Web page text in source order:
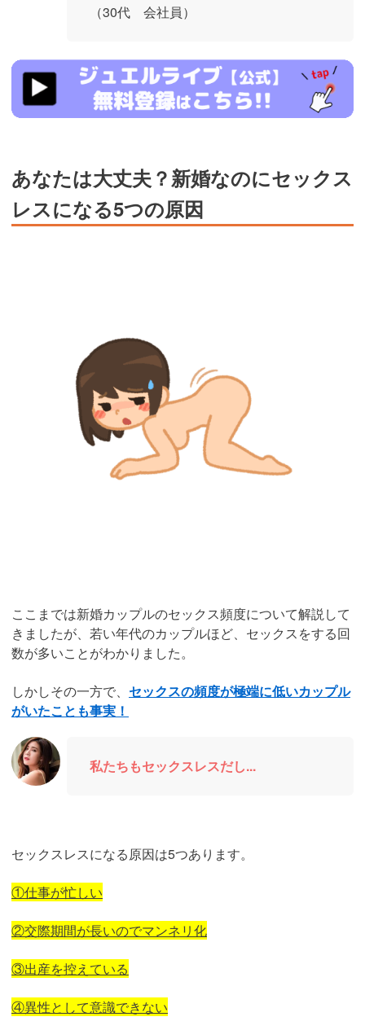
（30代 会社員）
https://www.j-
live.tv/LiveChat/acs.php?
si=jwchatt&pid=MLA5661_0004&pa=lp40.php
あなたは大丈夫？新婚なのにセックス
レスになる5つの原因
ここまでは新婚カップルのセックス頻度について解説して
きましたが、若い年代のカップルほど、セックスをする回
数が多いことがわかりました。
しかしその一方で、 セックスの頻度が極端に低いカップル
がいたことも事実！
私たちもセックスレスだし...
セックスレスになる原因は5つあります。
①仕事が忙しい
②交際期間が長いのでマンネリ化
③出産を控えている
④異性として意識できない